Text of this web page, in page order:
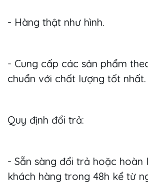
- Hàng thật như hình.
- Cung cấp các sản phẩm
chuẩn với chất lượng tốt nhất.
Quy định đổi trả:
- Sẵn sàng đổi trả hoặc hoàn
khách hàng trong 48h kể từ